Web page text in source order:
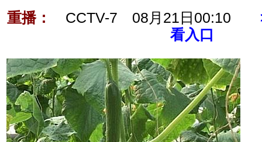
重播：
CCTV-7 08月21日00:10
看入口